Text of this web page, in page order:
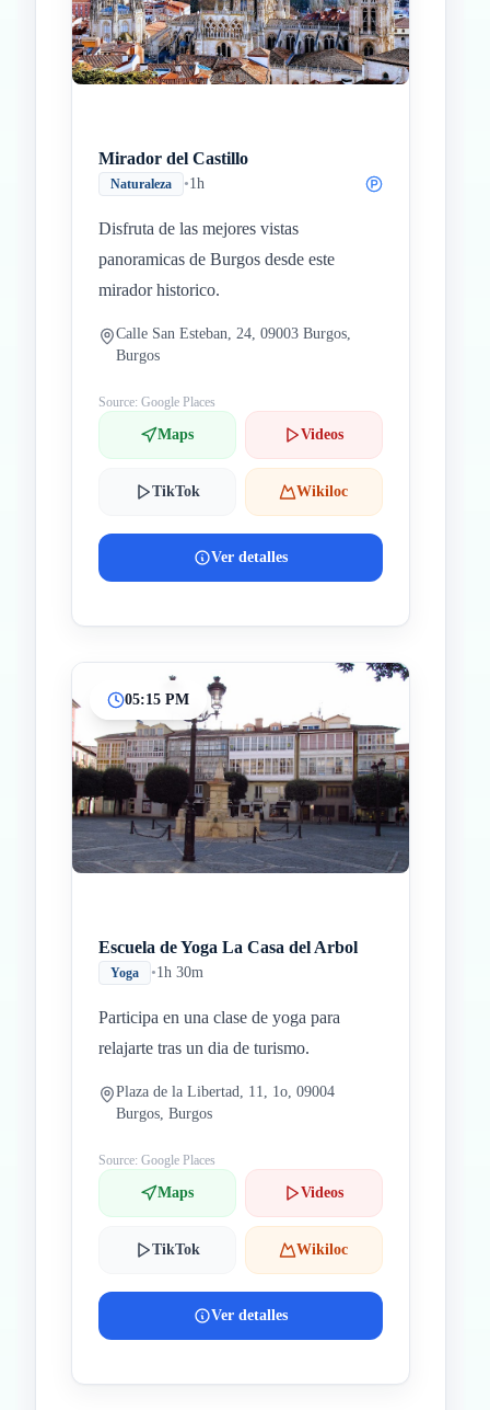
Mirador del Castillo
Naturaleza •1h
Disfruta de las mejores vistas
panoramicas de Burgos desde este
mirador historico.
Calle San Esteban, 24, 09003 Burgos,
Burgos
Source: Google Places
Maps Videos
TikTok Wikiloc
Ver detalles
05:15 PM
Escuela de Yoga La Casa del Arbol
Yoga •1h 30m
Participa en una clase de yoga para
relajarte tras un dia de turismo.
Plaza de la Libertad, 11, 1o, 09004
Burgos, Burgos
Source: Google Places
Maps Videos
TikTok Wikiloc
Ver detalles